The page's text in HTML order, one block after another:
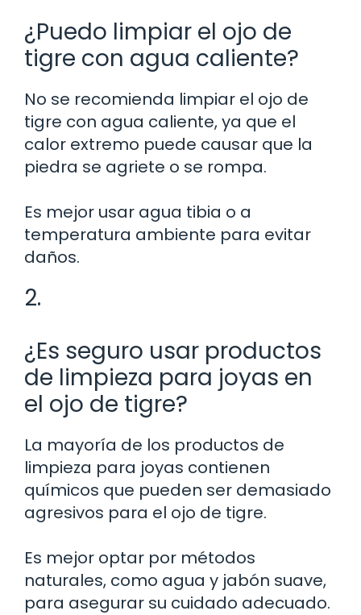
¿Puedo limpiar el ojo de
tigre con agua caliente?
No se recomienda limpiar el ojo de
tigre con agua caliente, ya que el
calor extremo puede causar que la
piedra se agriete o se rompa.
Es mejor usar agua tibia o a
temperatura ambiente para evitar
daños.
2.
¿Es seguro usar productos
de limpieza para joyas en
el ojo de tigre?
La mayoría de los productos de
limpieza para joyas contienen
químicos que pueden ser demasiado
agresivos para el ojo de tigre.
Es mejor optar por métodos
naturales, como agua y jabón suave,
para asegurar su cuidado adecuado.